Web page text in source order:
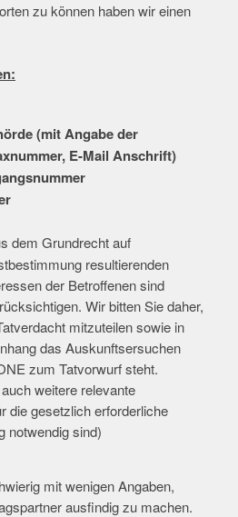
zu können haben wir einen
(mit Angabeder
E-Mail Anschrift)
dem Grundrecht auf
resultierenden
der Betroffenen sind
Wir bitten Sie daher,
mitzuteilen sowie in
das Auskunftsersuchen
zum Tatvorwurf steht.
weitere relevante
die gesetzlich erforderliche
notwendig sind)
mit wenigen Angaben,
ausfindig zu machen.